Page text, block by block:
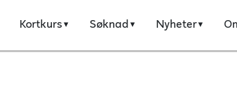
Kortkurs Søknad Nyheter